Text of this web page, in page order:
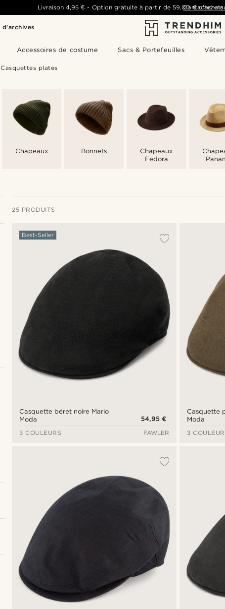
d'archives
Accessoires de costume Sacs & Portefeuilles
Livraison 4,95 € - Option gratuite à partir de59,00 €
Contactez-
Casquettes plates
Chapeaux Bonnets
Chapeaux
Fedora
25 PRODUITS
Casquette béret noire Mario
Moda
Best-Seller
54,95 €
3 COULEURS
FAWLER
Casquette
Moda
3